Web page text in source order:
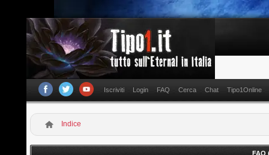
Iscriviti Login FAQ Cerca Chat Tipo1Online
Indice
FAQ